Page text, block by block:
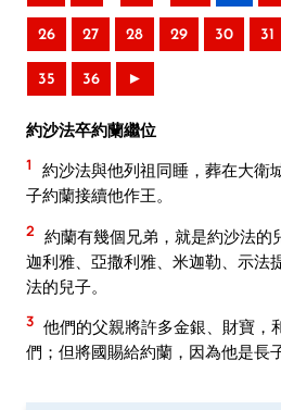
26 27 28 29 30 31
35 36 ►
約沙法卒約蘭繼位
1
約沙法與他列祖同睡，葬在大衛
子約蘭接續他作王。
2 約蘭有幾個兄弟，就是約沙法的
迦利雅、亞撒利雅、米迦勒、示法
法的兒子。
3 他們的父親將許多金銀、財寶，
們；但將國賜給約蘭，因為他是長子